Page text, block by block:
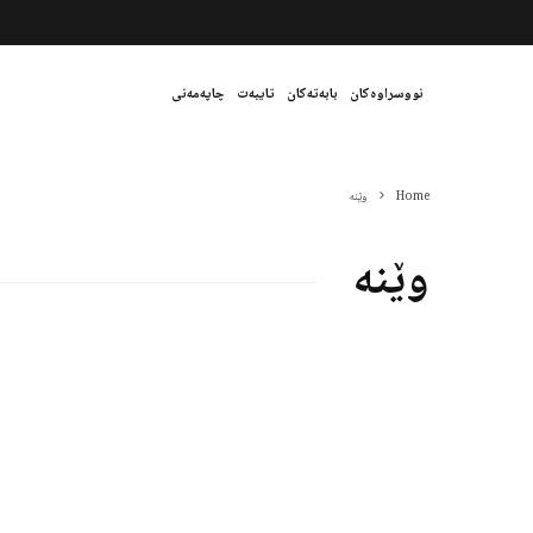
نووسراوەکان بابەتەکان تایبەت چاپەمەنی
Home وێنە
وێنە